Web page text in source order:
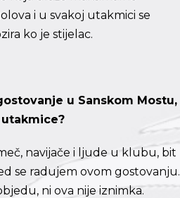
i u svakoj utakmici se
ko je stijelac.
u Sanskom Mostu,
navijače i ljude u klubu, bit
se radujem ovom gostovanju.
ni ova nije iznimka.